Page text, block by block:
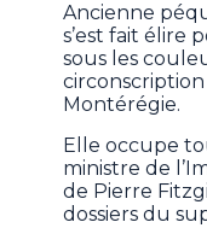
Ancienne
s’est fait élire
sous les
Montérégie.
Elle occupe
ministre de
de Pierre
dossiers du